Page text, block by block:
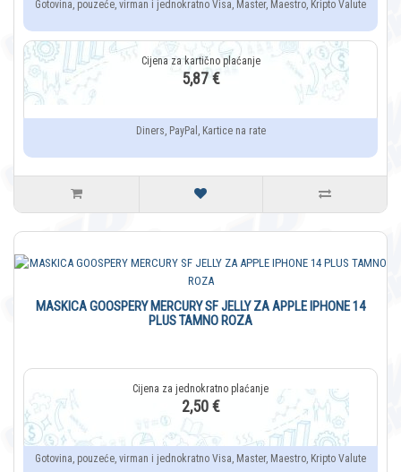
Gotovina, pouzeće, virman i jednokratno Visa, Master, Maestro, Kripto Valute
5,87 €
Diners, PayPal, Kartice na rate
MASKICA GOOSPERY MERCURY SF JELLY ZA APPLE IPHONE 14
PLUS TAMNO ROZA
2,50 €
Gotovina, pouzeće, virman i jednokratno Visa, Master, Maestro, Kripto Valute